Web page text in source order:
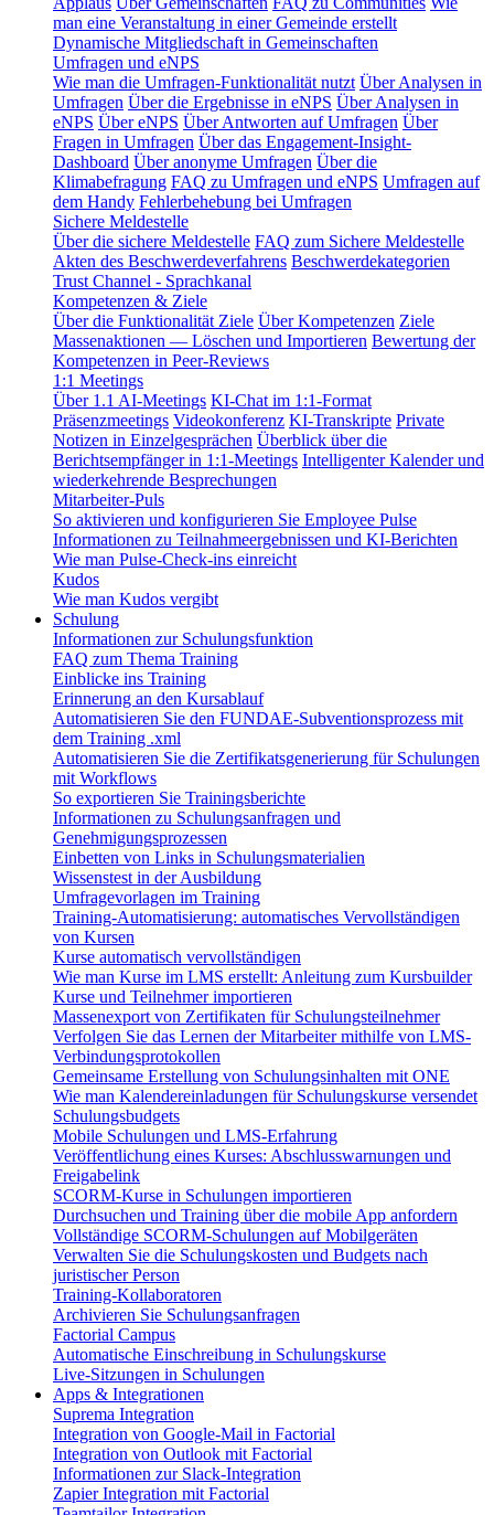
man eine Veranstaltung in einer Gemeinde erstellt
Dynamische Mitgliedschaft in Gemeinschaften
Umfragen und eNPS
Wie man die Umfragen-Funktionalität nutzt Über Analysen in
Umfragen Über die Ergebnisse in eNPS Über Analysen in
eNPS Über eNPS Über Antworten auf Umfragen Über
Fragen in Umfragen Über das Engagement-Insight-
Dashboard Über anonyme Umfragen Über die
Klimabefragung FAQ zu Umfragen und eNPS Umfragen auf
dem Handy Fehlerbehebung bei Umfragen
Sichere Meldestelle
Über die sichere Meldestelle FAQ zum Sichere Meldestelle
Akten des Beschwerdeverfahrens Beschwerdekategorien
Trust Channel - Sprachkanal
Kompetenzen & Ziele
Über die Funktionalität Ziele Über Kompetenzen Ziele
Massenaktionen — Löschen und Importieren Bewertung der
Kompetenzen in Peer-Reviews
1:1 Meetings
Über 1.1 AI-Meetings KI-Chat im 1:1-Format
Präsenzmeetings Videokonferenz KI-Transkripte Private
Notizen in Einzelgesprächen Überblick über die
Berichtsempfänger in 1:1-Meetings Intelligenter Kalender und
wiederkehrende Besprechungen
Mitarbeiter-Puls
So aktivieren und konfigurieren Sie Employee Pulse
Informationen zu Teilnahmeergebnissen und KI-Berichten
Wie man Pulse-Check-ins einreicht
Kudos
Wie man Kudos vergibt
Schulung
Informationen zur Schulungsfunktion
FAQ zum Thema Training
Einblicke ins Training
Erinnerung an den Kursablauf
Automatisieren Sie den FUNDAE-Subventionsprozess mit
dem Training .xml
Automatisieren Sie die Zertifikatsgenerierung für Schulungen
mit Workflows
So exportieren Sie Trainingsberichte
Informationen zu Schulungsanfragen und
Genehmigungsprozessen
Einbetten von Links in Schulungsmaterialien
Wissenstest in der Ausbildung
Umfragevorlagen im Training
Training-Automatisierung: automatisches Vervollständigen
von Kursen
Kurse automatisch vervollständigen
Wie man Kurse im LMS erstellt: Anleitung zum Kursbuilder
Kurse und Teilnehmer importieren
Massenexport von Zertifikaten für Schulungsteilnehmer
Verfolgen Sie das Lernen der Mitarbeiter mithilfe von LMS-
Verbindungsprotokollen
Gemeinsame Erstellung von Schulungsinhalten mit ONE
Wie man Kalendereinladungen für Schulungskurse versendet
Schulungsbudgets
Mobile Schulungen und LMS-Erfahrung
Veröffentlichung eines Kurses: Abschlusswarnungen und
Freigabelink
SCORM-Kurse in Schulungen importieren
Durchsuchen und Training über die mobile App anfordern
Vollständige SCORM-Schulungen auf Mobilgeräten
Verwalten Sie die Schulungskosten und Budgets nach
juristischer Person
Training-Kollaboratoren
Archivieren Sie Schulungsanfragen
Factorial Campus
Automatische Einschreibung in Schulungskurse
Live-Sitzungen in Schulungen
Apps & Integrationen
Suprema Integration
Integration von Google-Mail in Factorial
Integration von Outlook mit Factorial
Informationen zur Slack-Integration
Zapier Integration mit Factorial